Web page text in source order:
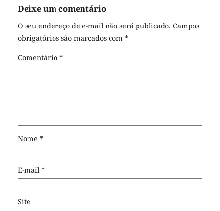
Deixe um comentário
O seu endereço de e-mail não será publicado. Campos
obrigatórios são marcados com *
Comentário *
Nome *
E-mail*
Site